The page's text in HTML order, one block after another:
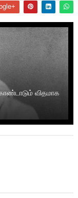
விதமாக